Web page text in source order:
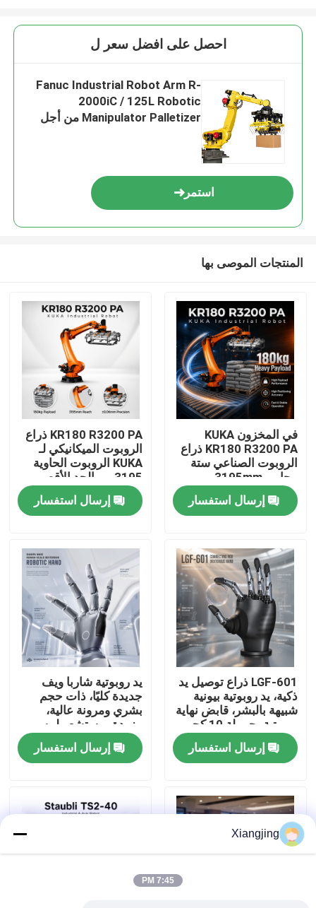
المنزل
فيديوهات
معلومات عنا
جولة في المعمل
رقابة جودة
اتصل بنا
مدونة
اطلب اقتباس
احصل على افضل سعر ل
Fanuc Industrial Robot Arm R-
2000iC / 125L Robotic
Manipulator Palletizer من أجل
استمر
المنتجات الموصى بها
في المخزون KUKA
KR180 R3200 PA ذراع
الروبوت الصناعي ستة
محاور، 3195mm
الوصول
إرسال استفسار
KR180 R3200 PA ذراع
الروبوت الميكانيكي لـ
KUKA الروبوت الحاوية
3195 مم الحد الأقصى
للوصول
إرسال استفسار
LGF-601 ذراع توصيل يد
ذكية، يد روبوتية بيونية
شبيهة بالبشر، قابض نهاية
روبوتية بحمولة 10 كجم
وناقل CAN
إرسال استفسار
يد روبوتية شاربا ويف
جديدة كليًا، ذات حجم
بشري ومرونة عالية،
مزودة بمستشعر لمسي
عالي الدقة للتكامل مع
الروبوتاتإرسال استفسار
Xiangjing
7:45 PM